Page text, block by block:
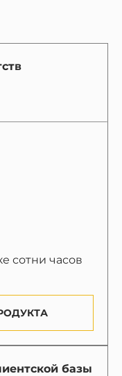
сотни часов
базы